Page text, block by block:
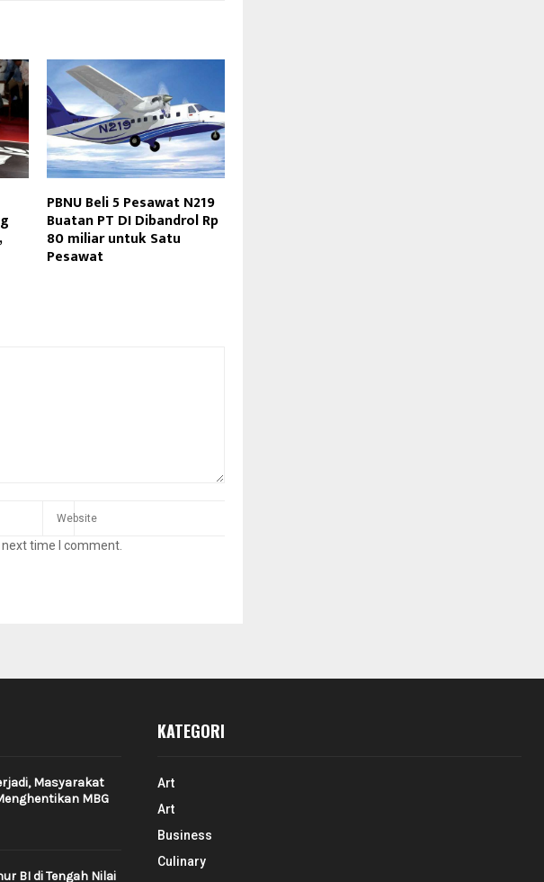
PBNU Beli 5 Pesawat N219
Buatan PT DI Dibandrol Rp
80 miliar untuk Satu
Pesawat
time I comment.
Masyarakat
MBG
BI di Tengah Nilai
KATEGORI
Art
Art
Business
Culinary